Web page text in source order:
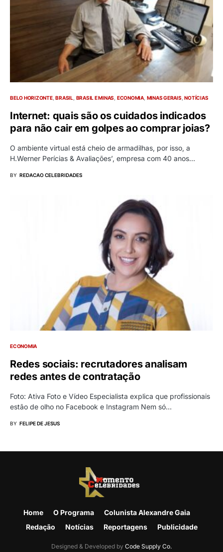
BELO HORIZONTE BRASIL BRASIL E MINAS ECONOMIA MINAS GERAIS NOTÍCIAS
Internet: quais são os cuidados indicados
para não cair em golpes ao comprar joias?
O ambiente virtual está cheio de armadilhas, por isso, a
H.Werner Perícias & Avaliações’, empresa com 40 anos…
BY REDACAO CELEBRIDADES
ECONOMIA
Redes sociais: recrutadores analisam
redes antes de contratação
Foto: Ativa Foto e Vídeo Especialista explica que profissionais
estão de olho no Facebook e Instagram Nem só…
BY FELIPE DE JESUS
Home O Programa
Colunista Alexandre Gaia
Redação
Notícias Reportagens Publicidade
Designed & Developed by Code Supply Co.